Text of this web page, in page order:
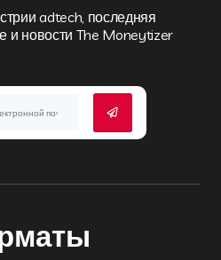
adtech, последняя
и новости The Moneytizer